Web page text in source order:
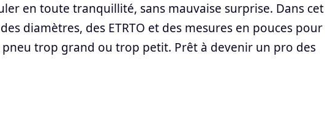
en toute tranquillité, sans mauvaise surprise. Dans cet
diamètres, des ETRTO et des mesures en pouces
trop grand ou trop petit. Prêt à devenir un pro des